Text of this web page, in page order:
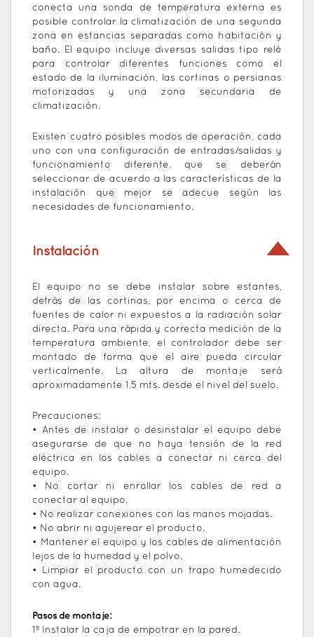
conecta una sonda de temperatura externa es
posible controlar la climatización de una segunda
zona en estancias separadas como habitación y
baño. El equipo incluye diversas salidas tipo relé
para controlar diferentes funciones como el
estado de la iluminación, las cortinas o persianas
motorizadas y una zona secundaria de
climatización.
Existen cuatro posibles modos de operación, cada
uno con una configuración de entradas/salidas y
funcionamiento diferente, que se deberán
seleccionar de acuerdo a las características de la
instalación que mejor se adecue según las
necesidades de funcionamiento.
Instalación
El equipo no se debe instalar sobre estantes,
detrás de las cortinas, por encima o cerca de
fuentes de calor ni expuestos a la radiación solar
directa. Para una rápida y correcta medición de la
temperatura ambiente, el controlador debe ser
montado de forma que el aire pueda circular
verticalmente. La altura de montaje será
aproximadamente 1,5 mts. desde el nivel del suelo.
Precauciones:
• Antes de instalar o desinstalar el equipo debe
asegurarse de que no haya tensión de la red
eléctrica en los cables a conectar ni cerca del
equipo.
• No cortar ni enrollar los cables de red a
conectar al equipo.
• No realizar conexiones con las manos mojadas.
• No abrir ni agujerear el producto.
• Mantener el equipo y los cables de alimentación
lejos de la humedad y el polvo.
• Limpiar el producto con un trapo humedecido
con agua.
Pasos de montaje:
1º Instalar la caja de empotrar en la pared.